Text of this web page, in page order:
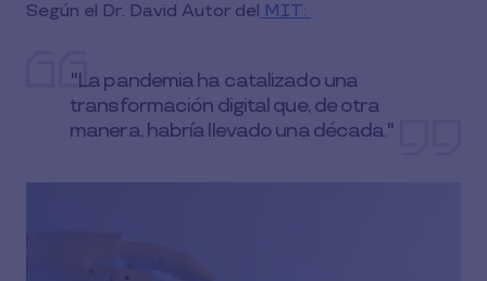
Según el Dr. David Autor del MIT:
"La pandemia ha catalizado una
transformación digital que, de otra
manera, habría llevado una década."